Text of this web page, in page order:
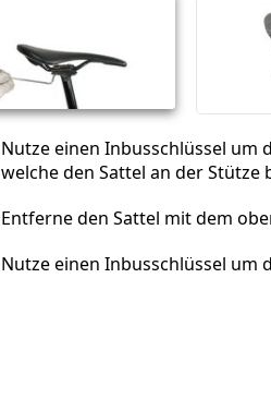
Nutze einen Inbusschlüssel um
welche den Sattel an der Stütze
Entferne den Sattel mit dem
Nutze einen Inbusschlüssel um